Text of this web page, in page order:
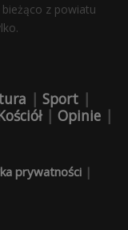
z powiatu
| Sport |
| Opinie |
prywatności|